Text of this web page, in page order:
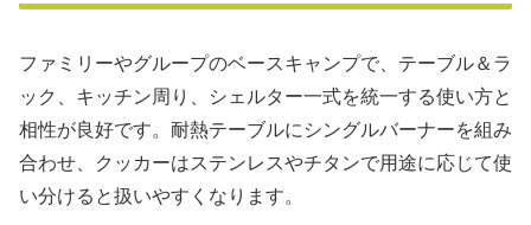
ファミリーやグループのベースキャンプで、テーブル＆ラ
ック、キッチン周り、シェルター一式を統一する使い方と
相性が良好です。耐熱テーブルにシングルバーナーを組み
合わせ、クッカーはステンレスやチタンで用途に応じて使
い分けると扱いやすくなります。